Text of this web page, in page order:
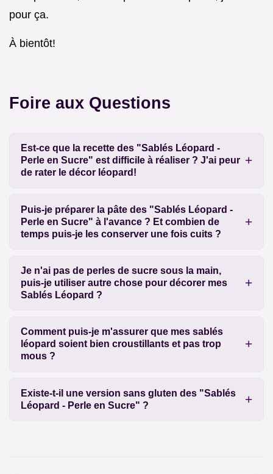
pour ça.
À bientôt!
Foire aux Questions
Est-ce que la recette des "Sablés Léopard -
Perle en Sucre" est difficile à réaliser ? J'ai peur
de rater le décor léopard!
Puis-je préparer la pâte des "Sablés Léopard -
Perle en Sucre" à l'avance ? Et combien de
temps puis-je les conserver une fois cuits ?
Je n'ai pas de perles de sucre sous la main,
puis-je utiliser autre chose pour décorer mes
Sablés Léopard ?
Comment puis-je m'assurer que mes sablés
léopard soient bien croustillants et pas trop
mous ?
Existe-t-il une version sans gluten des "Sablés
Léopard - Perle en Sucre" ?